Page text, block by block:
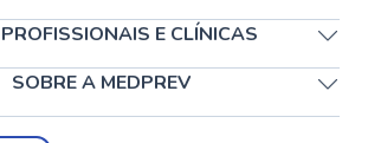
E CLÍNICAS
SOBRE A MEDPREV